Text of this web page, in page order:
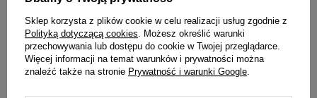
kwarcowy, skokowy, cichy
z wahadłem (wahadło w kolorze złotym)
MECHANIZM KURANTU
melodia Westminster oraz wybijanie pełnych
Sklep korzysta z plików cookie w celu realizacji usług zgodnie z
Polityką dotyczącą cookies . Możesz określić warunki
przechowywania lub dostępu do cookie w Twojej przeglądarce.
Więcej informacji na temat warunków i prywatności można
znaleźć także na stronie Prywatność i warunki Google